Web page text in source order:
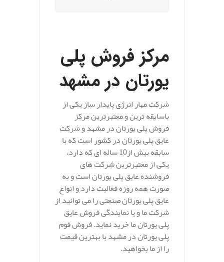
مرکز فروش پلی
یورتان در مشهد
شرکت مهار انرژی پایدار ساز یکی از
باسابقه ترین و معتبرترین مرکز
فروش پلی یورتان در مشهد و شرکت
عایق پلی یورتان در کشور است که با
سابقه بیش از10 ساله ای که دارد،
یکی از معتبرترین شرکت های
فروشنده عایق پلی یورتان است و به
صورت همه روزه فعالیت دارد و انواع
عایق پلی یورتان صنعتی را می توانید از
شرکت ما و یا نمایندگی فروش عایق
پلی یورتان ما خرید نماید. فروش فوم
پلی یورتان در مشهد با بهترین قیمت
را از ما بخواهید.